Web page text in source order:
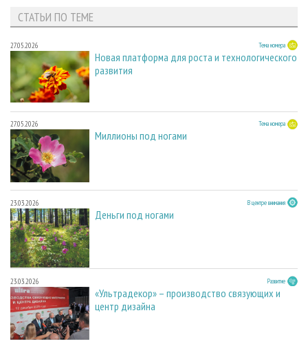
СТАТЬИ ПО ТЕМЕ
27.05.2026 Тема номера
Новая платформа для роста и технологического
развития
27.05.2026 Тема номера
Миллионы под ногами
23.03.2026 В центре внимания
Деньги под ногами
23.03.2026 Развитие
«Ультрадекор» – производство связующих и
центр дизайна